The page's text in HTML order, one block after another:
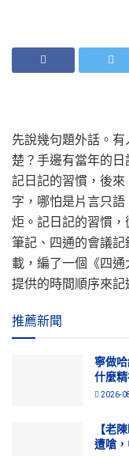
先說幾句題外話。
楚？手邊有當年的
記日記的習慣，後
字，哪怕是片言只
炬。記日記的習慣
筆記、四通的會議
載，編了一個《四
提供的時間順序來記
推薦新聞
寧做
什麼
2026-
【老
遭嗆